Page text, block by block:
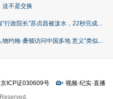
这不是交换
行政院长”苏贞昌被泼水，22秒完成...
约翰·桑顿访问中国多地 意义“类似...
京ICP证030609号 视频·纪实·直播